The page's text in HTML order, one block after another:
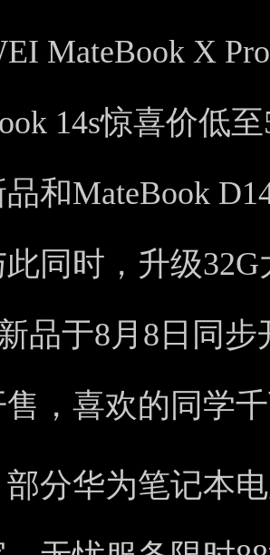
MateBook X
14s惊喜价低
品和MateBook
同时，升级
品于8月8日同
，喜欢的同学
部分华为笔记本